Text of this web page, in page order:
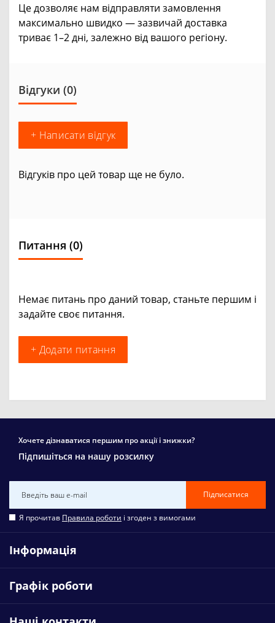
Це дозволяє нам відправляти замовлення
максимально швидко — зазвичай доставка
триває 1–2 дні, залежно від вашого регіону.
Відгуки (0)
+ Написати відгук
Відгуків про цей товар ще не було.
Питання (0)
Немає питань про даний товар, станьте першим і
задайте своє питання.
+ Додати питання
Хочете дізнаватися першим про акції і знижки?
Підпишіться на нашу розсилку
Підписатися
Я прочитав Правила роботи і згоден з вимогами
Інформація
Графік роботи